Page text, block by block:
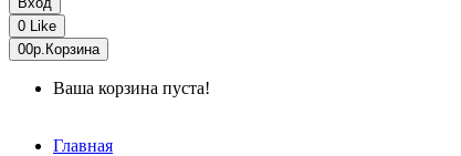
0 Like
00р. Корзина
Ваша корзина пуста!
Главная